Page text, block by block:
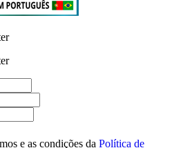
e as condições da Política de